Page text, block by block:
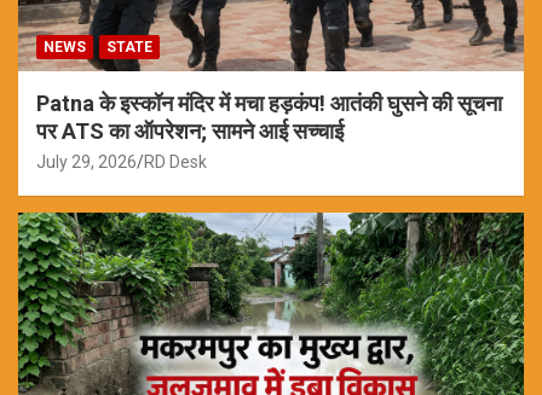
NEWS STATE
Patna के इस्कॉन मंदिर में मचा हड़कंप! आतंकी घुसने की सूचना
पर ATS का ऑपरेशन; सामने आई सच्चाई
July 29, 2026 RD Desk